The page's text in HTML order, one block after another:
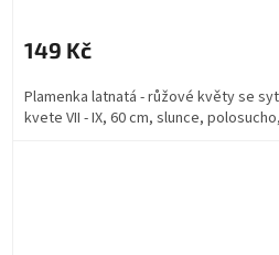
149 Kč
Plamenka latnatá - růžové květy se
kvete VII - IX, 60 cm, slunce,